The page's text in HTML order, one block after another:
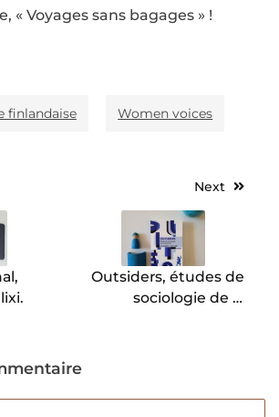
« Voyages sans bagages » !
finlandaise Women voices
Next
Outsiders, études de
sociologie de la